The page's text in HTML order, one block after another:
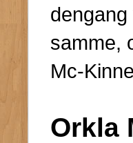
samme,
Mc-
Orkla